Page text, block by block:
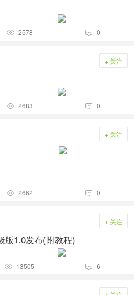
 2578  0
+ 关注
 2683  0
+ 关注
 2662  0
+ 关注
版1.0发布(附教程)
 13505  6